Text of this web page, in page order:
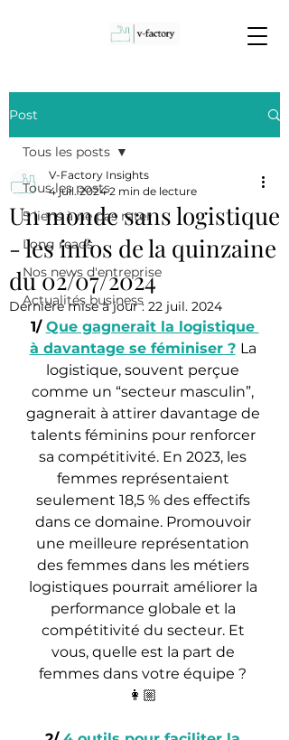
Post
Tous les posts
5 liens à ne pas rater
Long reads
Nos news d'entreprise
Actualités business
Tous les posts
Un monde sans logistique
- les infos de la quinzaine
du 02/07/2024
V-Factory Insights
4 juil. 2024 2 min de lecture
Dernière mise à jour : 22 juil. 2024
1/ Que gagnerait la logistique
à davantage se féminiser ? La
logistique, souvent perçue
comme un “secteur masculin”,
gagnerait à attirer davantage de
talents féminins pour renforcer
sa compétitivité. En 2023, les
femmes représentaient
seulement 18,5 % des effectifs
dans ce domaine. Promouvoir
une meilleure représentation
des femmes dans les métiers
logistiques pourrait améliorer la
performance globale et la
compétitivité du secteur. Et
vous, quelle est la part de
femmes dans votre équipe ?
👩🏼